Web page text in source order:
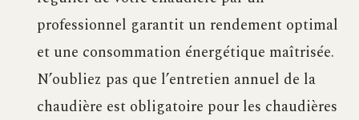
professionnel garantit un rendement optimal
et une consommation énergétique maîtrisée.
N’oubliez pas que l’entretien annuel de la
chaudière est obligatoire pour les chaudières